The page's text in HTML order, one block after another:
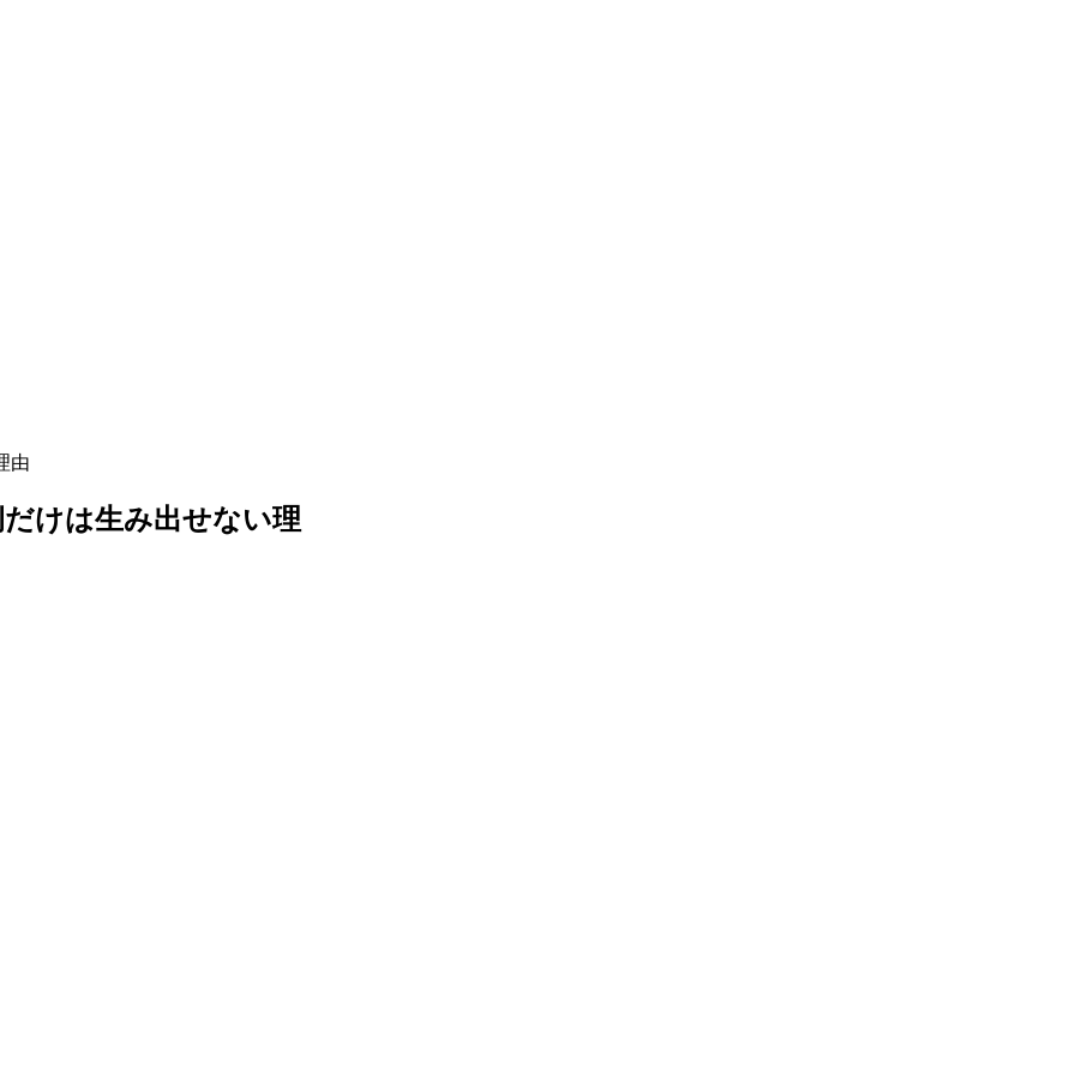
由
けは生み出せない理